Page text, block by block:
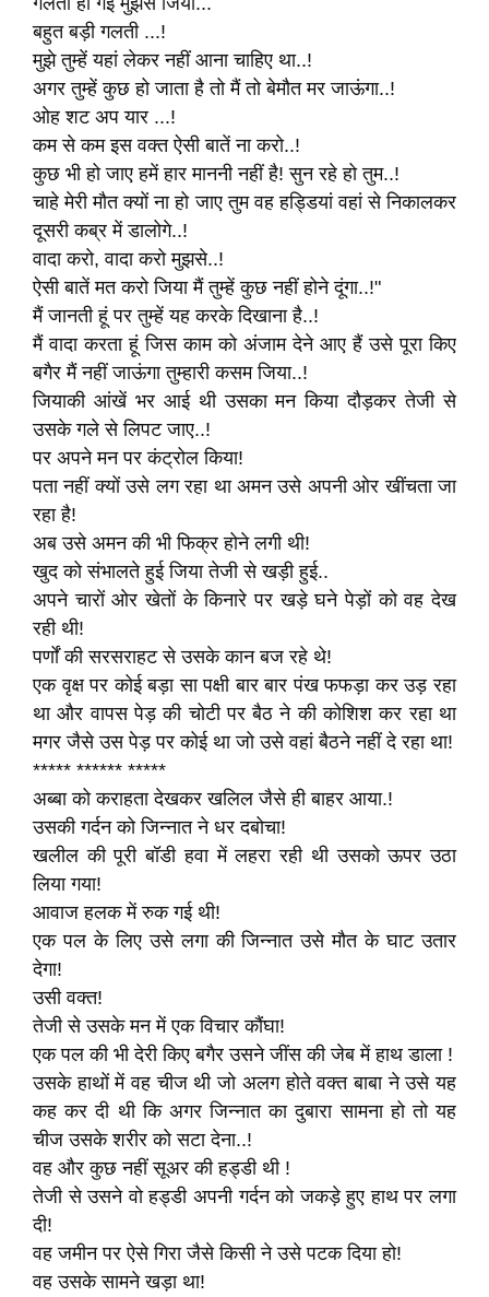
बहुत बड़ी गलती ...!
मुझे तुम्हें यहां लेकर नहीं आना चाहिए था..!
अगर तुम्हें कुछ हो जाता है तो मैं तो बेमौत मर जाऊंगा..!
ओह शट अप यार ...!
कम से कम इस वक्त ऐसी बातें ना करो..!
कुछ भी हो जाए हमें हार माननी नहीं है! सुन रहे हो तुम..!
चाहे मेरी मौत क्यों ना हो जाए तुम वह हड्डियां वहां से निकालकर
दूसरी कब्र में डालोगे..!
वादा करो, वादा करो मुझसे..!
ऐसी बातें मत करो जिया मैं तुम्हें कुछ नहीं होने दूंगा..!"
मैं जानती हूं पर तुम्हें यह करके दिखाना है..!
मैं वादा करता हूं जिस काम को अंजाम देने आए हैं उसे पूरा किए
बगैर मैं नहीं जाऊंगा तुम्हारी कसम जिया..!
जियाकी आंखें भर आई थी उसका मन किया दौड़कर तेजी से
उसके गले से लिपट जाए..!
पर अपने मन पर कंट्रोल किया!
पता नहीं क्यों उसे लग रहा था अमन उसे अपनी ओर खींचता जा
रहा है!
अब उसे अमन की भी फिक्र होने लगी थी!
खुद को संभालते हुई जिया तेजी से खड़ी हुई..
अपने चारों ओर खेतों के किनारे पर खड़े घने पेड़ों को वह देख
रही थी!
पर्णों की सरसराहट से उसके कान बज रहे थे!
एक वृक्ष पर कोई बड़ा सा पक्षी बार बार पंख फफड़ा कर उड़ रहा
था और वापस पेड़ की चोटी पर बैठ ने की कोशिश कर रहा था
मगर जैसे उस पेड़ पर कोई था जो उसे वहां बैठने नहीं दे रहा था!
***** ****** *****
अब्बा को कराहता देखकर खलिल जैसे ही बाहर आया.!
उसकी गर्दन को जिन्नात ने धर दबोचा!
खलील की पूरी बॉडी हवा में लहरा रही थी उसको ऊपर उठा
लिया गया!
आवाज हलक में रुक गई थी!
एक पल के लिए उसे लगा की जिन्नात उसे मौत के घाट उतार
देगा!
उसी वक्त!
तेजी से उसके मन में एक विचार कौंघा!
एक पल की भी देरी किए बगैर उसने जींस की जेब में हाथ डाला !
उसके हाथों में वह चीज थी जो अलग होते वक्त बाबा ने उसे यह
कह कर दी थी कि अगर जिन्नात का दुबारा सामना हो तो यह
चीज उसके शरीर को सटा देना..!
वह और कुछ नहीं सूअर की हड्डी थी !
तेजी से उसने वो हड्डी अपनी गर्दन को जकड़े हुए हाथ पर लगा
दी!
वह जमीन पर ऐसे गिरा जैसे किसी ने उसे पटक दिया हो!
वह उसके सामने खड़ा था!